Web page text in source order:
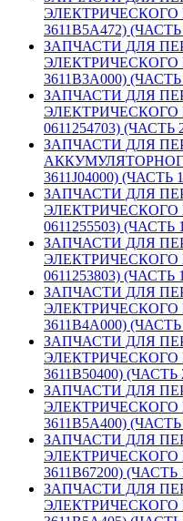
ЭЛЕКТРИЧЕСКОГО
3611B5A472) (ЧАСТЬ
ЗАПЧАСТИ ДЛЯ
ЭЛЕКТРИЧЕСКОГО
3611B3A000) (ЧАСТЬ
ЗАПЧАСТИ ДЛЯ
ЭЛЕКТРИЧЕСКОГО
0611254703) (ЧАСТЬ
ЗАПЧАСТИ ДЛЯ
АККУМУЛЯТОРНОГО
3611J04000) (ЧАСТЬ
ЗАПЧАСТИ ДЛЯ
ЭЛЕКТРИЧЕСКОГО
0611255503) (ЧАСТЬ
ЗАПЧАСТИ ДЛЯ
ЭЛЕКТРИЧЕСКОГО
0611253803) (ЧАСТЬ
ЗАПЧАСТИ ДЛЯ
ЭЛЕКТРИЧЕСКОГО
3611B4A000) (ЧАСТЬ
ЗАПЧАСТИ ДЛЯ
ЭЛЕКТРИЧЕСКОГО
3611B50400) (ЧАСТЬ
ЗАПЧАСТИ ДЛЯ
ЭЛЕКТРИЧЕСКОГО
3611B5A400) (ЧАСТЬ
ЗАПЧАСТИ ДЛЯ
ЭЛЕКТРИЧЕСКОГО
3611B67200) (ЧАСТЬ
ЗАПЧАСТИ ДЛЯ
ЭЛЕКТРИЧЕСКОГО